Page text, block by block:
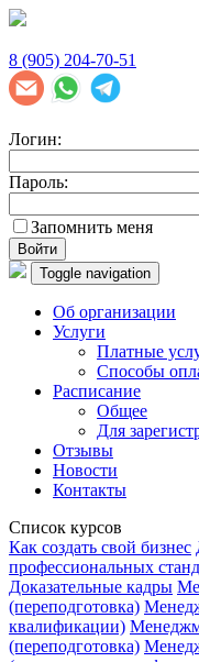
8 (905) 204-70-51
Логин:
Пароль:
Запомнить меня
Войти
Toggle navigation
Об организации
Услуги
Платные
Способы
Расписание
Общее
Для
Отзывы
Новости
Контакты
Список курсов
Как создать свой бизнес
профессиональных
Доказательные кадры
(переподготовка)
квалификации)
(переподготовка)